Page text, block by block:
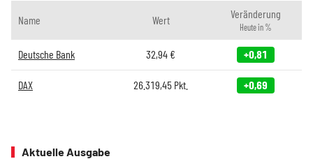
Name Wert Veränderung
Heute in %
Deutsche Bank 32,94 € +0,81
DAX 26.319,45 Pkt. +0,69
Aktuelle Ausgabe